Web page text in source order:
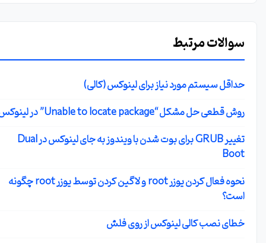
سوالات مرتبط
حداقل سیستم مورد نیاز برای لینوکس (کالی)
روش قطعی حل مشکل “Unable to locate package” در لینوکس
تغییر GRUB برای بوت شدن با ویندوز به جای لینوکس در Dual
Boot
نحوه فعال کردن یوزر root و لاگین کردن توسط یوزر root چگونه
است؟
خطای نصب کالی لینوکس از روی فلش